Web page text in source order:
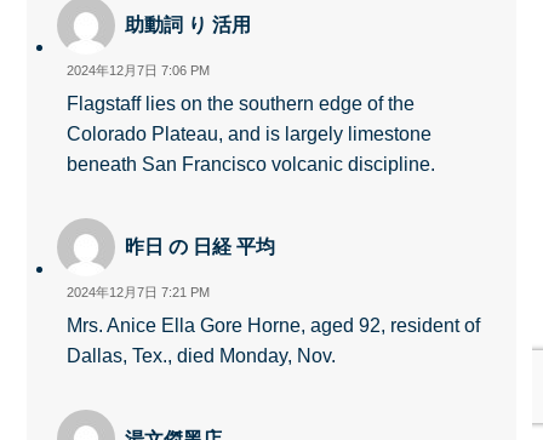
助動詞 り 活用
2024年12月7日 7:06 PM
Flagstaff lies on the southern edge of the
Colorado Plateau, and is largely limestone
beneath San Francisco volcanic discipline.
昨日 の 日経 平均
2024年12月7日 7:21 PM
Mrs. Anice Ella Gore Horne, aged 92, resident of
Dallas, Tex., died Monday, Nov.